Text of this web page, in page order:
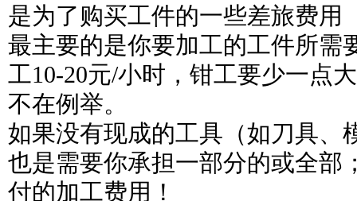
是为了购买工件的一些差旅费用
最主要的是你要加工的工件所需
工10-20元/小时，钳工要少一点
不在例举。
如果没有现成的工具（如刀具、
也是需要你承担一部分的或全部
付的加工费用！